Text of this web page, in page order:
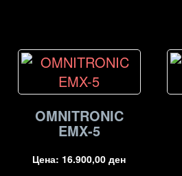
OMNITRONIC
EMX-5
Цена: 16.900,00ден